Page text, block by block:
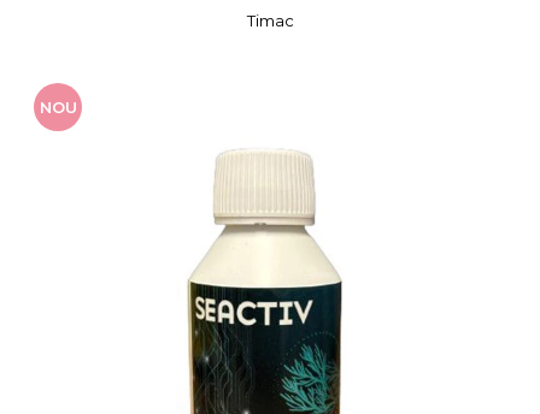
Timac
NOU